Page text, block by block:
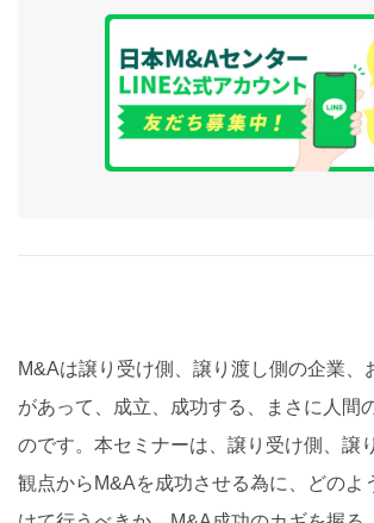
M&Aは譲り受け側、譲り渡し側の企業、
があって、成立、成功する、まさに人間
のです。本セミナーは、譲り受け側、譲
観点からM&Aを成功させる為に、どのよ